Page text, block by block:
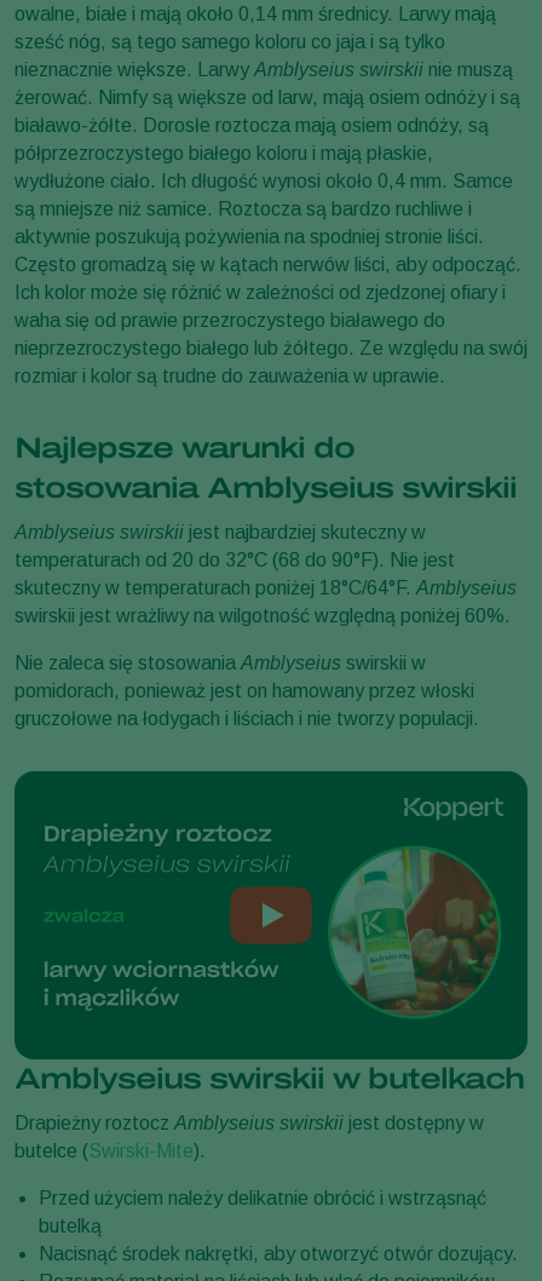
owalne, białe i mają około 0,14 mm średnicy. Larwy mają
sześć nóg, są tego samego koloru co jaja i są tylko
nieznacznie większe. Larwy Amblyseius swirskii nie muszą
żerować. Nimfy są większe od larw, mają osiem odnóży i są
białawo-żółte. Dorosłe roztocza mają osiem odnóży, są
półprzezroczystego białego koloru i mają płaskie,
wydłużone ciało. Ich długość wynosi około 0,4 mm. Samce
są mniejsze niż samice. Roztocza są bardzo ruchliwe i
aktywnie poszukują pożywienia na spodniej stronie liści.
Często gromadzą się w kątach nerwów liści, aby odpocząć.
Ich kolor może się różnić w zależności od zjedzonej ofiary i
waha się od prawie przezroczystego białawego do
nieprzezroczystego białego lub żółtego. Ze względu na swój
rozmiar i kolor są trudne do zauważenia w uprawie.
Najlepsze warunki do
stosowania Amblyseius swirskii
Amblyseius swirskii jest najbardziej skuteczny w
temperaturach od 20 do 32°C (68 do 90°F). Nie jest
skuteczny w temperaturach poniżej 18°C/64°F. Amblyseius
swirskii jest wrażliwy na wilgotność względną poniżej 60%.
Nie zaleca się stosowania Amblyseius swirskii w
pomidorach, ponieważ jest on hamowany przez włoski
gruczołowe na łodygach i liściach i nie tworzy populacji.
Amblyseius swirskii w butelkach
Drapieżny roztocz Amblyseius swirskii jest dostępny w
butelce (Swirski-Mite).
Przed użyciem należy delikatnie obrócić i wstrząsnąć
butelką
Nacisnąć środek nakrętki, aby otworzyć otwór dozujący.